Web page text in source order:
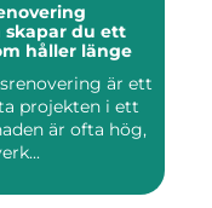
håller länge
är ett
projekten i ett
är ofta hög,